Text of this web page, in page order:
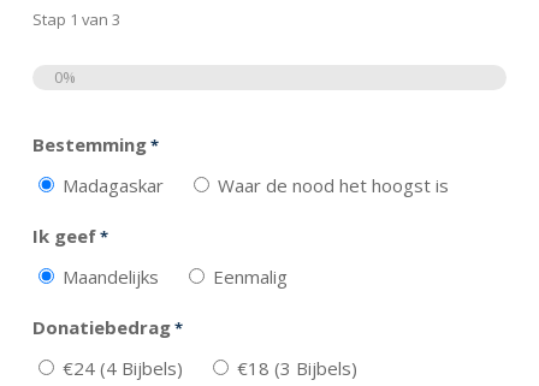
Stap 1 van 3
0%
Bestemming*
Madagaskar Waar de nood het hoogst is
Ik geef*
Maandelijks Eenmalig
Donatiebedrag*
€24 (4 Bijbels)
€18 (3 Bijbels)